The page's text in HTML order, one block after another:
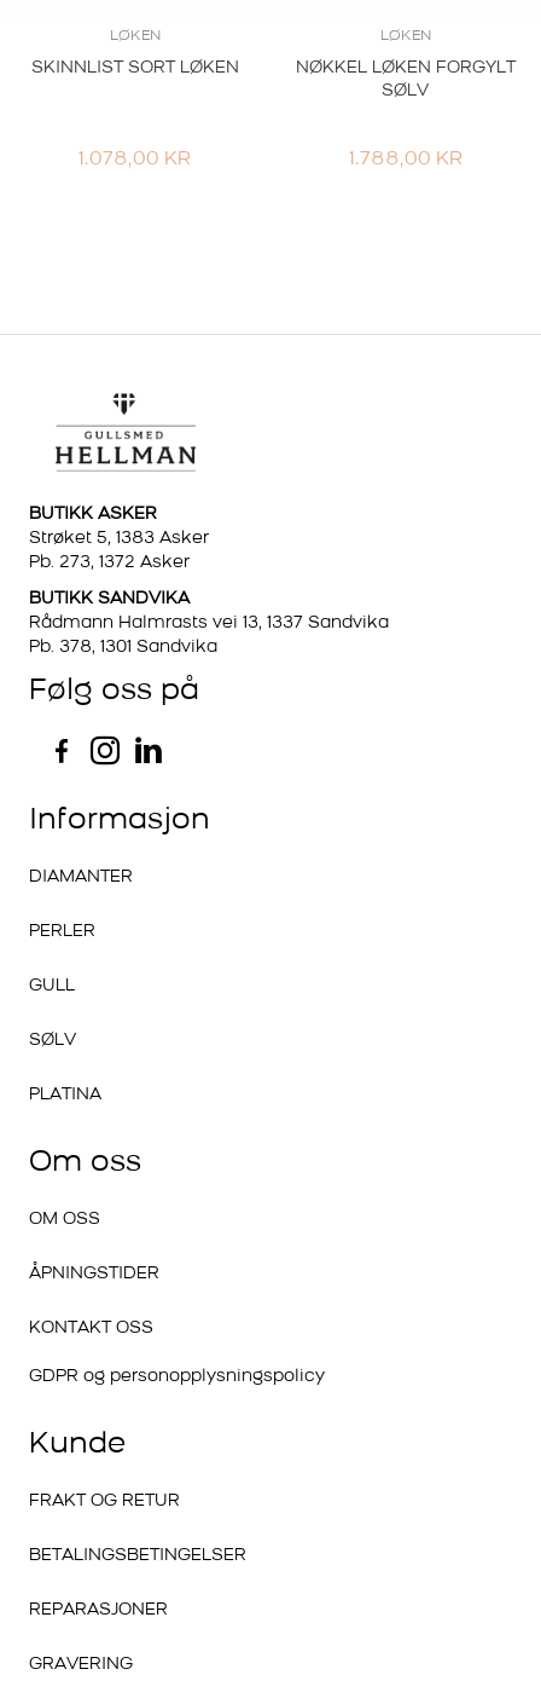
LØKEN
SKINNLIST SORT LØKEN
1.078,00 KR
LØKEN
NØKKEL LØKEN FORGYLT
SØLV
1.788,00 KR
BUTIKK ASKER
Strøket 5, 1383 Asker
Pb. 273, 1372 Asker
BUTIKK SANDVIKA
Rådmann Halmrasts vei 13, 1337 Sandvika
Pb. 378, 1301 Sandvika
Følg oss på
Informasjon
DIAMANTER
PERLER
GULL
SØLV
PLATINA
Om oss
OM OSS
ÅPNINGSTIDER
KONTAKT OSS
GDPR og personopplysningspolicy
Kunde
FRAKT OG RETUR
BETALINGSBETINGELSER
REPARASJONER
GRAVERING